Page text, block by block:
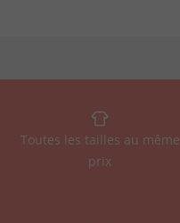
Toutes les tailles au même
prix